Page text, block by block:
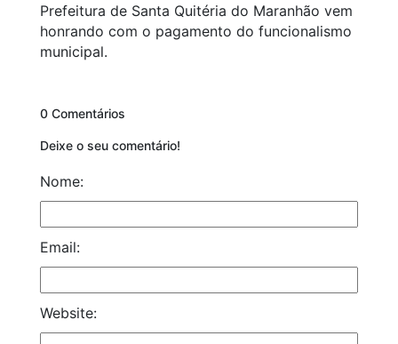
Prefeitura de Santa Quitéria do Maranhão vem
honrando com o pagamento do funcionalismo
municipal.
0 Comentários
Deixe o seu comentário!
Nome:
Email:
Website: